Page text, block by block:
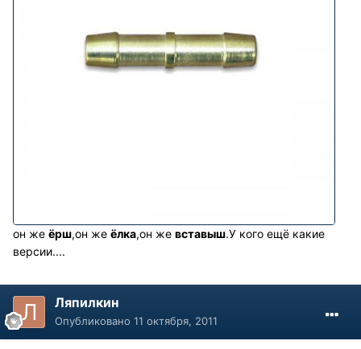
он же ёрш,он же ёлка,он же вставыш.У кого ещё какие
версии....
Ляпилкин
Опубликовано 11 октября, 2011